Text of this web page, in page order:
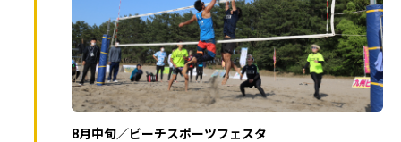
8月中旬／ビーチスポーツフェスタ